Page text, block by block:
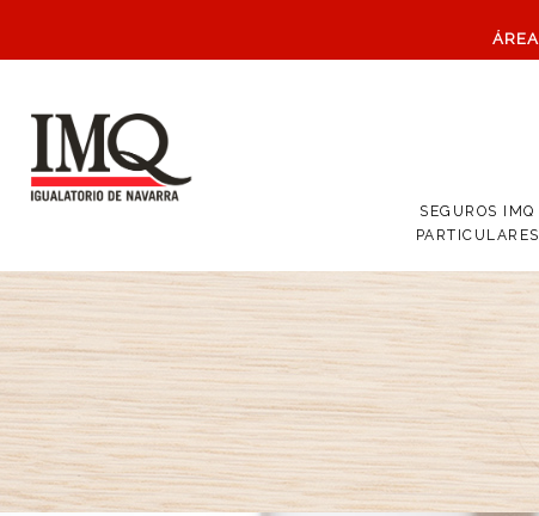
SEGUROS IMQ
PARTICULARES